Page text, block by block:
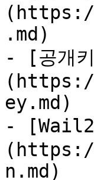
.md)
- [공개
ey.md)
-